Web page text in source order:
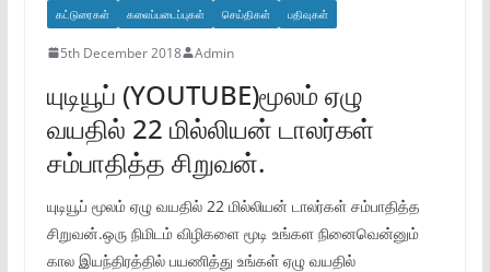
கட்டுரைகள் கலைப்படைப்புகள் செய்திகள் பதிவுகள்
5th December 2018 Admin
யுடியூப் (YOUTUBE)மூலம் ஏழு
வயதில் 22 மில்லியன் டாலர்கள்
சம்பாதித்த சிறுவன்.
யுடியூப் மூலம் ஏழு வயதில் 22 மில்லியன் டாலர்கள் சம்பாதித்த
சிறுவன்.ஒரு நிமிடம் விழிகளை மூடி உங்கள நினைவென்னும்
கால இயந்திரத்தில் பயணித்து உங்கள் ஏழு வயதில்